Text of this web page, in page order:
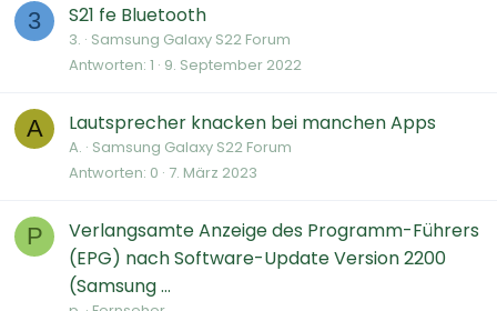
3 S21 fe Bluetooth
3. Samsung Galaxy S22 Forum
Antworten 1 9. September 2022
A Lautsprecher knacken bei manchen Apps
A. Samsung Galaxy S22 Forum
Antworten 0 7. März 2023
P
Verlangsamte Anzeige des Programm-Führers
(EPG) nach Software-Update Version 2200
(Samsung ...